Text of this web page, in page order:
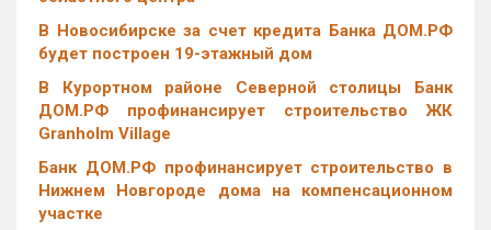
В Новосибирске за счет кредита Банка ДОМ.РФ
будет построен 19-этажный дом
В Курортном районе Северной столицы Банк
ДОМ.РФ профинансирует строительство ЖК
Granholm Village
Банк ДОМ.РФ профинансирует строительство в
Нижнем Новгороде дома на компенсационном
участке